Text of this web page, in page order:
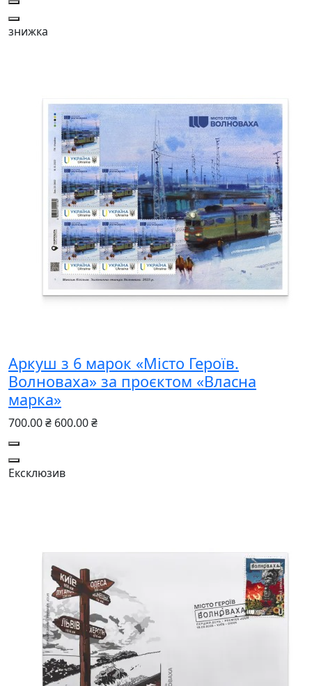
знижка
Аркуш з 6 марок «Місто Героїв.
Волноваха» за проєктом «Власна
марка»
700.00 ₴ 600.00 ₴
Ексклюзив